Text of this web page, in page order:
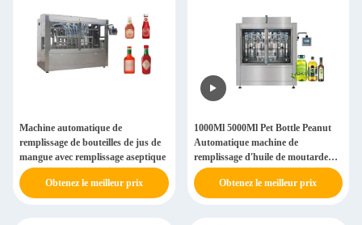
Machine automatique de
remplissage de bouteilles de jus de
mangue avec remplissage aseptique
Obtenez le meilleur prix
1000Ml 5000Ml Pet Bottle Peanut
Automatique machine de
remplissage d'huile de moutarde
machine de remplissage d'huile
Obtenez le meilleur prix